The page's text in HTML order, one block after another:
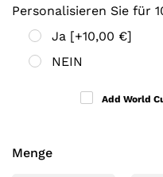
Personalisieren Sie für
Ja [+10,00 €]
NEIN
Add World
Menge